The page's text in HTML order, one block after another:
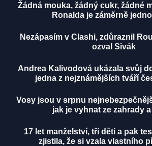
Žádná mouka, žádný cukr, žádné
Ronalda je záměrně
Nezápasím v Clashi, zdůraznil
ozval Sivák
Andrea Kalivodová ukázala svůj
jedna z nejznámějších tváří
Vosy jsou v srpnu
jak je vyhnat ze zahrady
17 let manželství, tři děti a pak
zjistila, že si vzala vlastního